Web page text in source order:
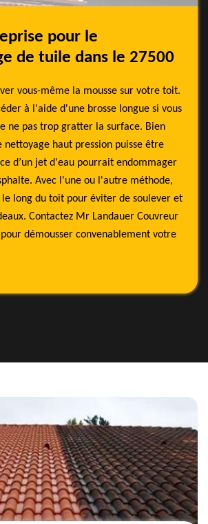
pour le
de tuile dans le 27500
vous-même la mousse sur votre toit.
à l'aide d'une brosse longue si vous
ne pas trop gratter la surface. Bien
nettoyage haut pression puisse être
d’un jet d'eau pourrait endommager
Avec l'une ou l'autre méthode,
long du toit pour éviter de soulever et
Contactez Mr Landauer Couvreur
démousser convenablement votre